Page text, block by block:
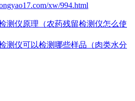
xw/994.html
测仪原理（农药残留检测仪怎么使
测仪可以检测哪些样品（肉类水分